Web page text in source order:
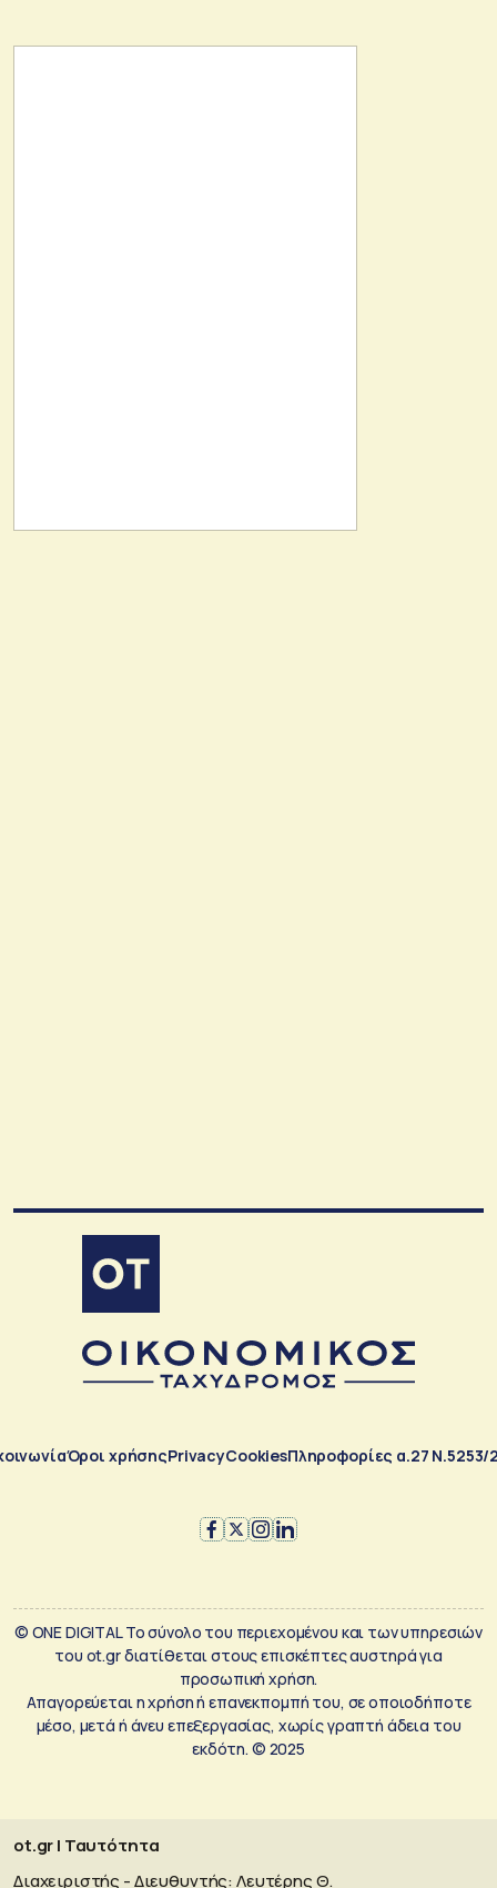
Όροι χρήσηςPrivacyCookiesΠληροφορίες α.27 Ν.5253/
© ONE DIGITAL Το σύνολο του περιεχομένου και των υπηρεσιών
του ot.gr διατίθεται στους επισκέπτες αυστηρά για
προσωπική χρήση.
Απαγορεύεται η χρήση ή επανεκπομπή του, σε οποιοδήποτε
μέσο, μετά ή άνευ επεξεργασίας, χωρίς γραπτή άδεια του
εκδότη. © 2025
ot.gr | Ταυτότητα
Διαχειριστής - Διευθυντής: Λευτέρης Θ.